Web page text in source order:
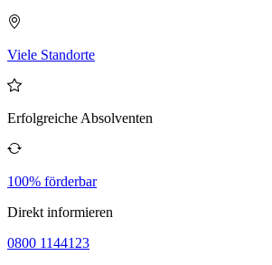
Viele Standorte
Erfolgreiche Absolventen
100% förderbar
Direkt informieren
0800 1144123